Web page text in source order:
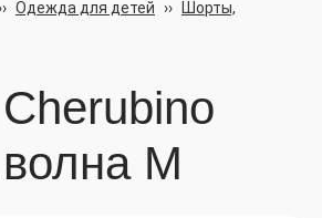
Одежда для детей ››
Шорты,
М